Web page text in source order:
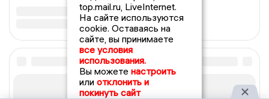
top.mail.ru, LiveInternet.
На сайте используются
cookie. Оставаясь на
сайте, вы принимаете
все условия
использования.
Вы можете настроить
или отклонить и
покинуть сайт